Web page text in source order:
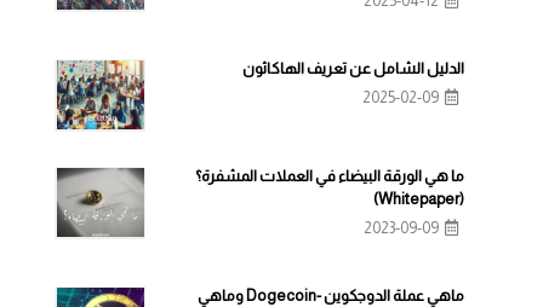
الدليل الشامل عن تعريف الهاكاثون
2025-02-09
ما هي الورقة البيضاء في العملات المشفرة؟
(Whitepaper)
2023-09-09
ماهي عملة الدوجكوين -Dogecoin وماهي